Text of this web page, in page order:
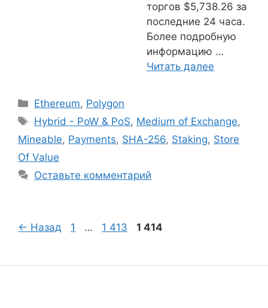
торгов $5,738.26 за
последние 24 часа.
Более подробную
информацию …
Читать далее
Рубрики
Ethereum, Polygon
Метки
Hybrid - PoW & PoS, Medium of Exchange,
Mineable, Payments, SHA-256, Staking, Store
Of Value
Оставьте комментарий
← Назад Страница
1 … Страница
1 413 Страница
1 414